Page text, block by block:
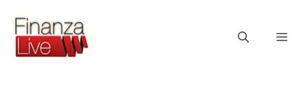
contenuto